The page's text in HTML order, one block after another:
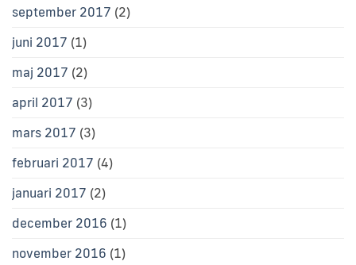
september 2017 (2)
juni 2017 (1)
maj 2017 (2)
april 2017 (3)
mars 2017 (3)
februari 2017 (4)
januari 2017 (2)
december 2016 (1)
november 2016 (1)